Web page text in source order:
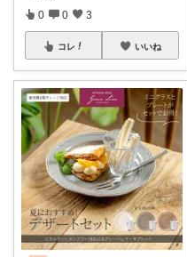
0 0 3
コレ いいね